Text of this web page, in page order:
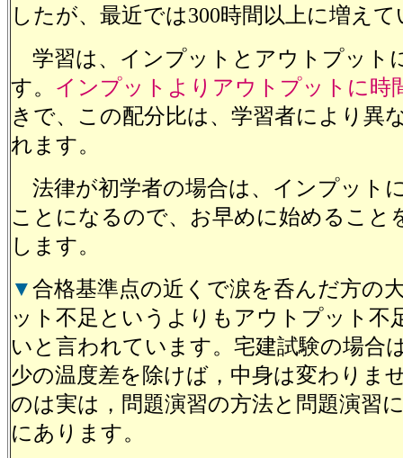
したが、最近では300時間以上に増え
学習は、インプットとアウトプット
す。 インプットよりアウトプットに時
きで、この配分比は、学習者により異
れます。
法律が初学者の場合は、インプット
ことになるので、お早めに始めること
します。
▼合格基準点の近くで涙を呑んだ方の
ット不足というよりもアウトプット不
いと言われています。宅建試験の場合
少の温度差を除けば，中身は変わりま
のは実は，問題演習の方法と問題演習
にあります。